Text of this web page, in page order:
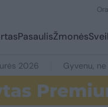
PasaulisŽmonės
2026 Gyvenu,